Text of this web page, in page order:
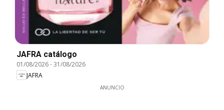
JAFRA catálogo
01/08/2026-31/08/2026
JAFRA
ANUNCIO